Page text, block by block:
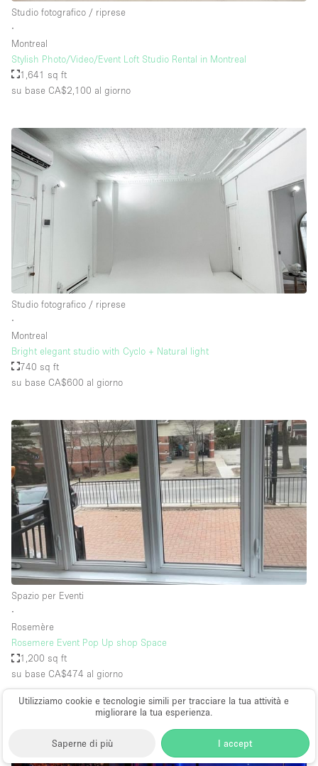
Utilizziamo cookie e tecnologie simili per tracciare la tua attività e
migliorare la tua esperienza.
Saperne di più I accept
Studio fotografico / riprese
∙
Montreal
Stylish Photo/Video/Event Loft Studio Rental in Montreal
1,641 sq ft
su base CA$2,100 al giorno
Studio fotografico / riprese
∙
Montreal
Bright elegant studio with Cyclo + Natural light
740 sq ft
su base CA$600 al giorno
Spazio per Eventi
∙
Rosemère
Rosemere Event Pop Up shop Space
1,200 sq ft
su base CA$474 al giorno